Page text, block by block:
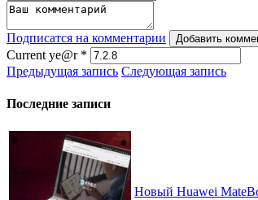
Подписатся на комментарии Добавить
Current ye@r *
Предыдущая запись Следующая запись
Последние записи
Новый Huawei